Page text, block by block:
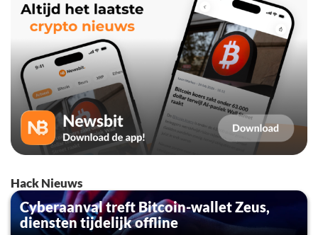
Hack Nieuws
Cyberaanval treft Bitcoin-wallet Zeus,
diensten tijdelijk offline